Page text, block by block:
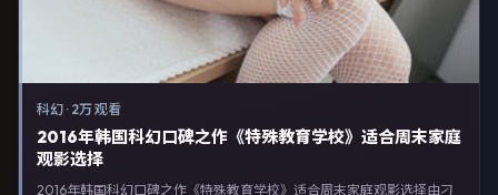
科幻 · 2万 观看
2016年韩国科幻口碑之作《特殊教育学校》适合周末家庭
观影选择
2016年韩国科幻口碑之作《特殊教育学校》适合周末家庭观影选择由刁